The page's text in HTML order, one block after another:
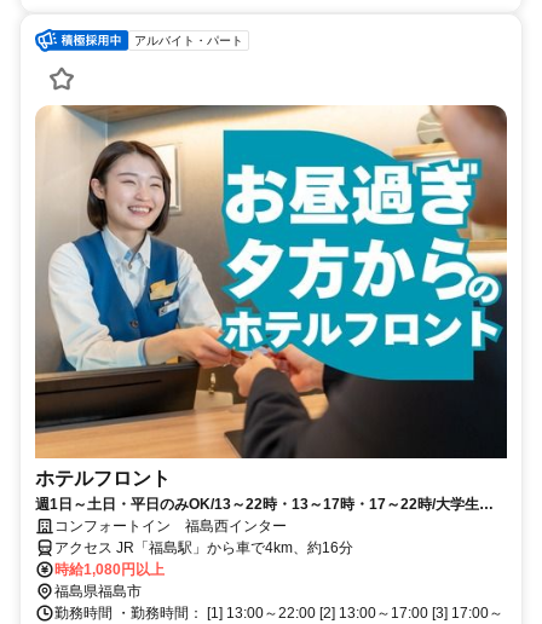
アルバイト・パート
ホテルフロント
週1日～土日・平日のみOK/13～22時・13～17時・17～22時/大学生バ
イト大歓迎！
コンフォートイン 福島西インター
アクセス JR「福島駅」から車で4km、約16分
時給1,080円以上
福島県福島市
勤務時間 ・勤務時間： [1] 13:00～22:00 [2] 13:00～17:00 [3] 17:00～